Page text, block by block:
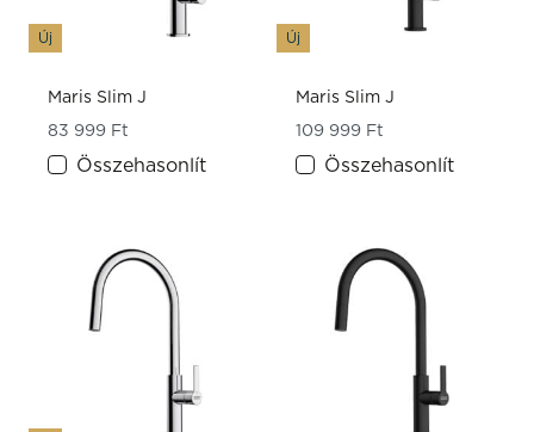
Új
Maris Slim J
83 999 Ft
Összehasonlít
Új
Maris Slim J
109 999 Ft
Összehasonlít